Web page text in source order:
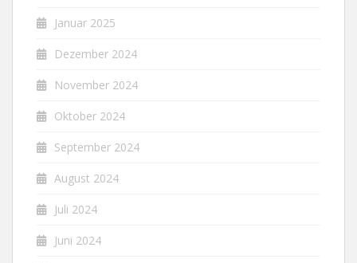
Januar 2025
Dezember 2024
November 2024
Oktober 2024
September 2024
August 2024
Juli 2024
Juni 2024